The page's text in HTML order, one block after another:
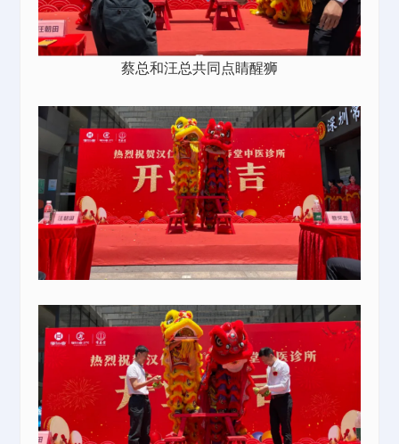
蔡总和汪总共同点睛醒狮